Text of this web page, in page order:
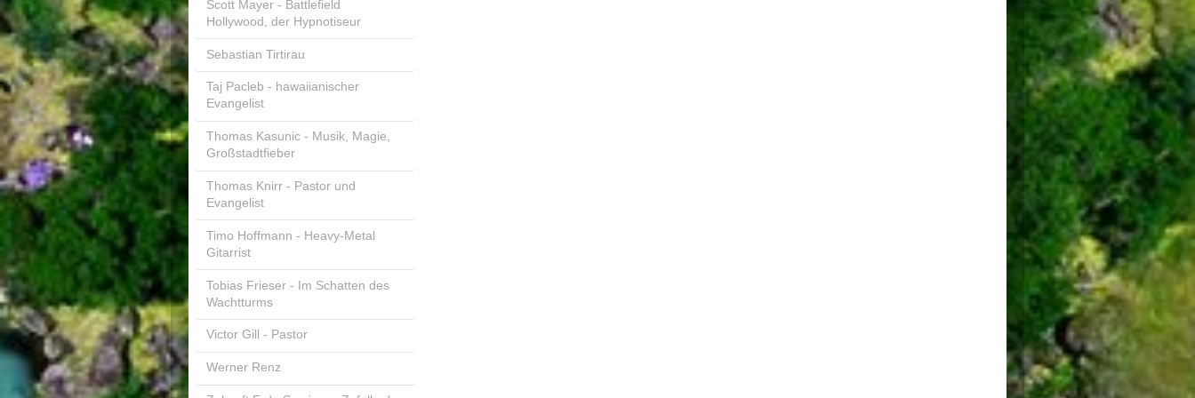
Scott Mayer - Battlefield
Hollywood, der Hypnotiseur
Sebastian Tirtirau
Taj Pacleb - hawaiianischer
Evangelist
Thomas Kasunic - Musik, Magie,
Großstadtfieber
Thomas Knirr - Pastor und
Evangelist
Timo Hoffmann - Heavy-Metal
Gitarrist
Tobias Frieser - Im Schatten des
Wachtturms
Victor Gill - Pastor
Werner Renz